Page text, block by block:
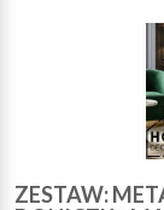
ZESTAW: